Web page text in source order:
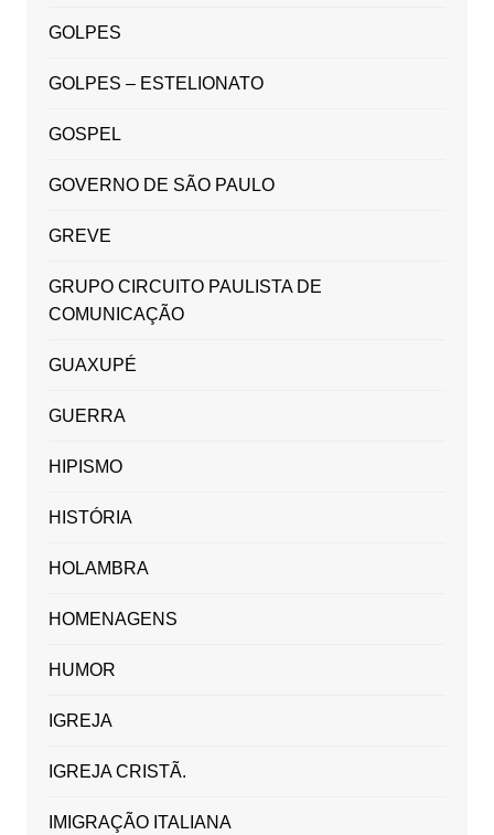
GOLPES
GOLPES – ESTELIONATO
GOSPEL
GOVERNO DE SÃO PAULO
GREVE
GRUPO CIRCUITO PAULISTA DE
COMUNICAÇÃO
GUAXUPÉ
GUERRA
HIPISMO
HISTÓRIA
HOLAMBRA
HOMENAGENS
HUMOR
IGREJA
IGREJA CRISTÃ.
IMIGRAÇÃO ITALIANA